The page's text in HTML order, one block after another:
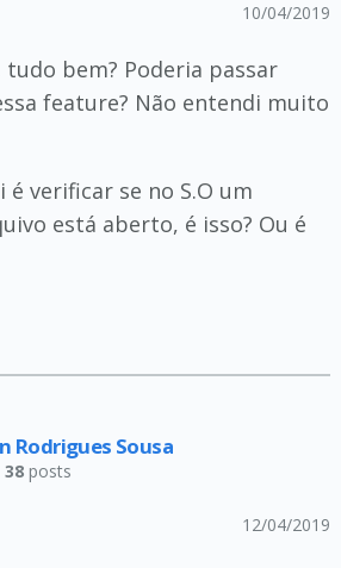
10/04/2019
tudo bem? Poderia passar
feature? Não entendi muito
é verificar se no S.O um
está aberto, é isso? Ou é
Rodrigues Sousa
38posts
12/04/2019